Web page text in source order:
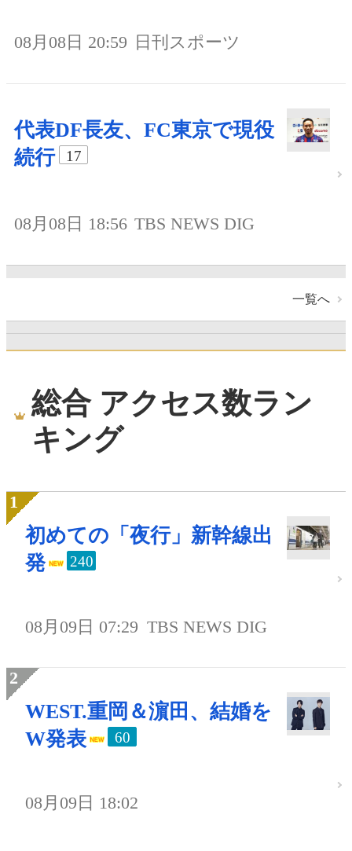
08月08日 20:59 日刊スポーツ
代表DF長友、FC東京で現役
続行
17
08月08日 18:56 TBS NEWS DIG
一覧へ
総合 アクセス数ラン
キング
初めての「夜行」新幹線出
発
240
08月09日 07:29 TBS NEWS DIG
WEST.重岡＆濵田、結婚を
W発表
60
08月09日 18:02